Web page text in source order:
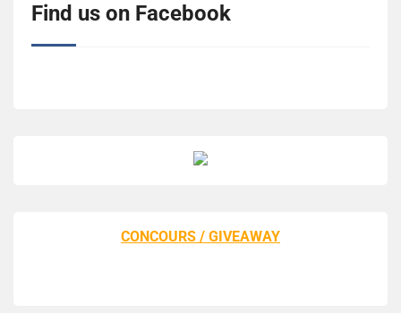
Find us on Facebook
CONCOURS / GIVEAWAY